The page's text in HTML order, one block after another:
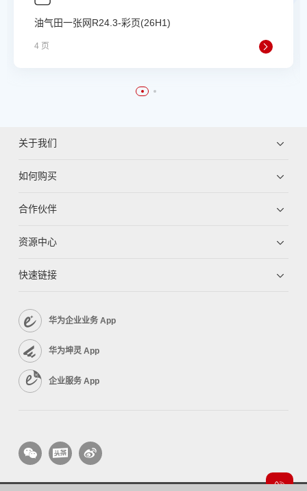
油气田一张网R24.3-彩页(26H1)
4 页
关于我们
如何购买
合作伙伴
资源中心
快速链接
华为企业业务 App
华为坤灵 App
企业服务 App